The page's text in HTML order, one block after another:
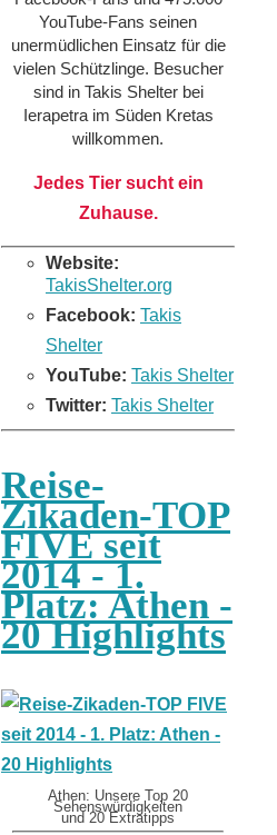
YouTube-Fans seinen
unermüdlichen Einsatz für die
vielen Schützlinge. Besucher
sind in Takis Shelter bei
Ierapetra im Süden Kretas
willkommen.
Jedes Tier sucht ein
Zuhause.
Website:
TakisShelter.org
Facebook: Takis
Shelter
YouTube: Takis Shelter
Twitter: Takis Shelter
Reise-
Zikaden-TOP
FIVE seit
2014 - 1.
Platz: Athen -
20 Highlights
Athen: Unsere Top 20
Sehenswürdigkeiten
und 20 Extratipps